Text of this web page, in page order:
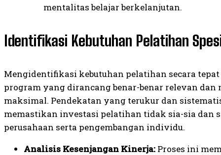
mentalitas belajar berkelanjutan.
Identifikasi Kebutuhan Pelatihan
Mengidentifikasi kebutuhan pelatihan secara
program yang dirancang benar-benar relevan dan
maksimal. Pendekatan yang terukur dan
memastikan investasi pelatihan tidak sia-sia dan
perusahaan serta pengembangan individu.
Analisis Kesenjangan Kinerja: Proses ini